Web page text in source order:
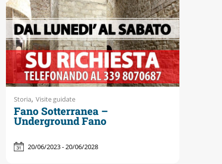
Storia, Visite guidate
Fano Sotterranea –
Underground Fano
20/06/2023 - 20/06/2028